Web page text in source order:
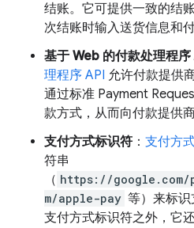
结账。它可提供一致的结
次结账时输入送货信息和
基于 Web 的付款处理程序
理程序 API 允许付款提供
通过标准 Payment
款方式，从而向付款提供
支付方式标识符 ： 支付方
符串
（ https://google.com/
m/apple-pay 等）来标
支付方式标识符之外，它